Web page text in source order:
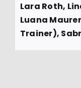
Lara Roth,
Luana
Trainer),